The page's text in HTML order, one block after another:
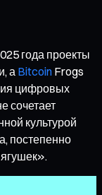
года проекты
а Bitcoin Frogs
цифровых
сочетает
культурой
постепенно